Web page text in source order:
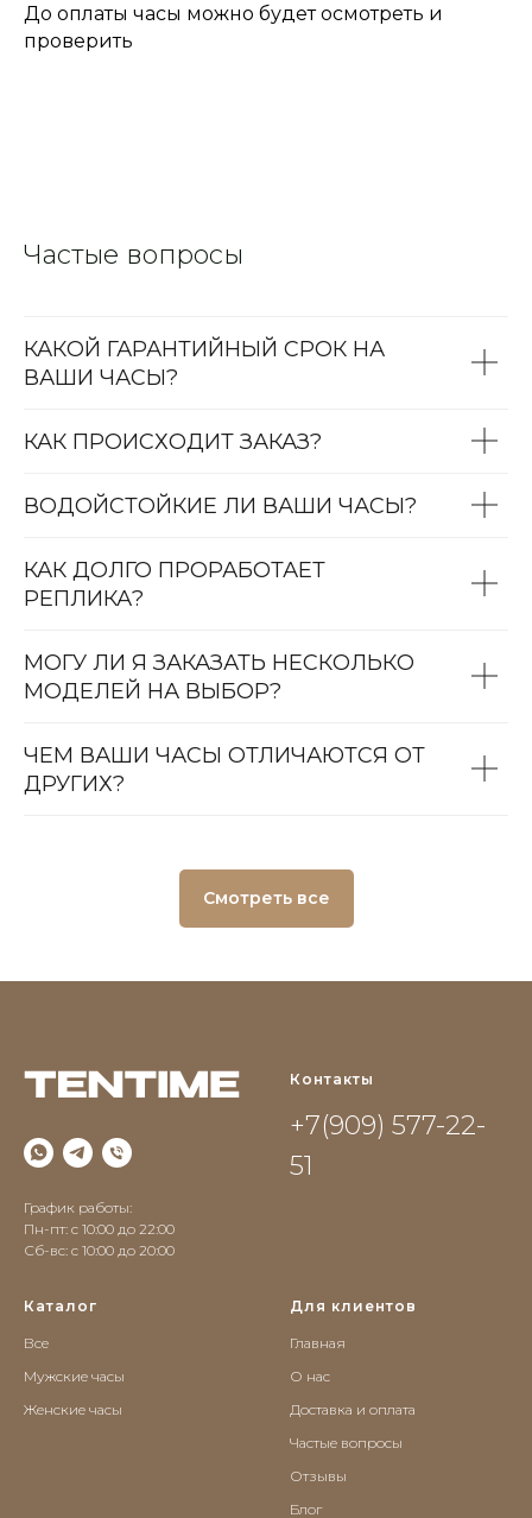
До оплаты часы можно будет осмотреть и
проверить
Частые вопросы
КАКОЙ ГАРАНТИЙНЫЙ СРОК НА
ВАШИ ЧАСЫ?
КАК ПРОИСХОДИТ ЗАКАЗ?
ВОДОЙСТОЙКИЕ ЛИ ВАШИ ЧАСЫ?
КАК ДОЛГО ПРОРАБОТАЕТ
РЕПЛИКА?
МОГУ ЛИ Я ЗАКАЗАТЬ НЕСКОЛЬКО
МОДЕЛЕЙ НА ВЫБОР?
ЧЕМ ВАШИ ЧАСЫ ОТЛИЧАЮТСЯ ОТ
ДРУГИХ?
Смотреть все
График работы:
Пн-пт: с 10:00 до 22:00
Сб-вс: c 10:00 до 20:00
Контакты
+7(909) 577-22-
51
Каталог
Все
Мужские часы
Женские часы
Для клиентов
Главная
О нас
Доставка и оплата
Частые вопросы
Отзывы
Блог